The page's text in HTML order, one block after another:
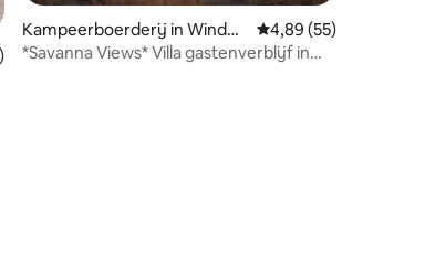
beoordeling van 4,96 uit 5, 26 recensies
Kampeerboerderij in Windho
ek
Gemiddelde
4,89 (55)
*Savanna Views* Villa gastenverblijf in